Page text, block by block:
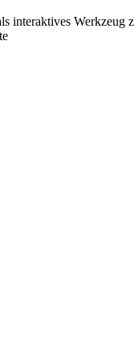
interaktives Werkzeug